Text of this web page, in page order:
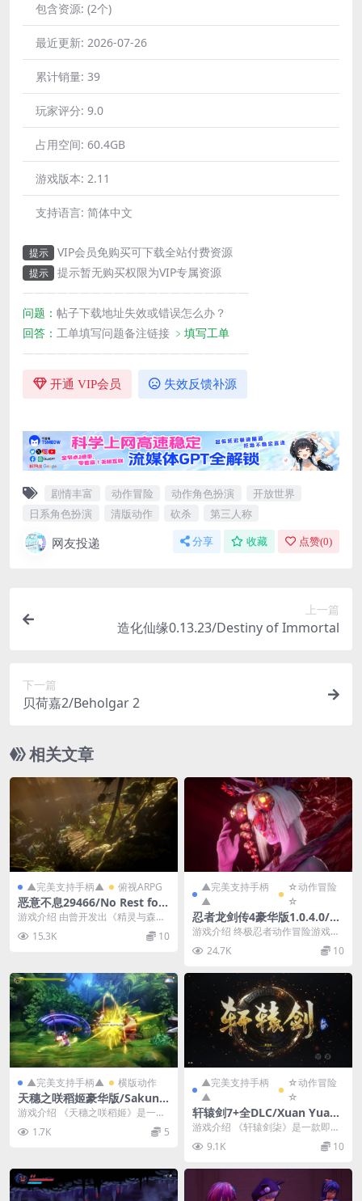
包含资源: (2个)
最近更新: 2026-07-26
累计销量: 39
玩家评分: 9.0
占用空间: 60.4GB
游戏版本: 2.11
支持语言: 简体中文
提示 VIP会员免购买可下载全站付费资源
提示
提示暂无购买权限为VIP专属资源
————————————————————
问题： 帖子下载地址失效或错误怎么办？
回答： 工单填写问题备注链接 ﹥填写工单
————————————————————
开通 VIP会员 失效反馈补源
剧情丰富 动作冒险 动作角色扮演
开放世界
日系角色扮演
清版动作 砍杀 第三人称
网友投递 分享 收藏 点赞(0)
上一篇
造化仙缘0.13.23/Destiny of Immortal
下一篇
贝荷嘉2/Beholgar 2
相关文章
▲完美支持手柄▲ 俯视ARPG
恶意不息29466/No Rest for
the Wicked Ver29466
游戏介绍 由曾开发出《精灵与森
林》和《精灵与萤火意志》等获奖
作品的Moon St...
15.3K 10
▲完美支持手柄
▲
☆动作冒险
☆
忍者龙剑传4豪华版1.0.4.0/NI
NJA GAIDEN 4 Ver1.0.4.0
游戏介绍 终极忍者动作冒险游戏系
列以新作《NINJA GAIDEN 4》重磅
归来...24.7K 10
▲完美支持手柄▲ 横版动作
天穗之咲稻姬豪华版/Sakuna:
Of Rice and Ruin - Digital D
游戏介绍 《天穗之咲稻姬》是一款
融合了种田、横版动作和迷宫探索
的游戏。玩家在游戏...
1.7K 5
▲完美支持手柄
▲
☆动作冒险
☆
轩辕剑7+全DLC/Xuan Yuan
Sword 7
游戏介绍 《轩辕剑柒》是一款即时
制角色扮演游戏，亦是经典RPG系
列《轩辕剑》的最...
9.1K 10